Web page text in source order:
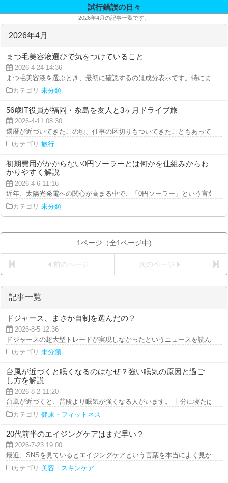
試行錯誤の日々
2026年4月の記事一覧です。
2026年4月
まつ毛美容液選びで気をつけていること
2026-4-24 14:36
まつ毛美容液を選ぶとき、最初に確認するのは成分表示です。特にまつ毛
カテゴリ 未分類
56歳IT役員が福岡・糸島を友人と3ヶ月ドライブ旅
2026-4-11 08:30
還暦が近づいてきたこの頃、仕事の区切りもついてきたこともあって、昔
カテゴリ 旅行
初期費用がかからない0円ソーラーとは何かを仕組みからわ
かりやすく解説
2026-4-6 11:16
近年、太陽光発電への関心が高まる中で、「0円ソーラー」という言葉を
カテゴリ 未分類
1ページ（全1ページ中)
前のページ 次のページ
記事一覧
ドジャース、まさか自制を選んだの？
2026-8-5 12:36
ドジャースの超大型トレードが実現しなかったというニュースを読んで、
カテゴリ 未分類
台風が近づくと眠くなるのはなぜ？強い眠気の原因と過ご
し方を解説
2026-8-2 11:20
台風が近づくと、普段より眠気が強くなる人がいます。 十分に寝たはず
カテゴリ 健康・フィットネス
20代前半のエイジングケアはまだ早い？
2026-7-23 19:00
最近、SNSを見ているとエイジングケアという言葉を本当によく見かけま
カテゴリ 美容・スキンケア